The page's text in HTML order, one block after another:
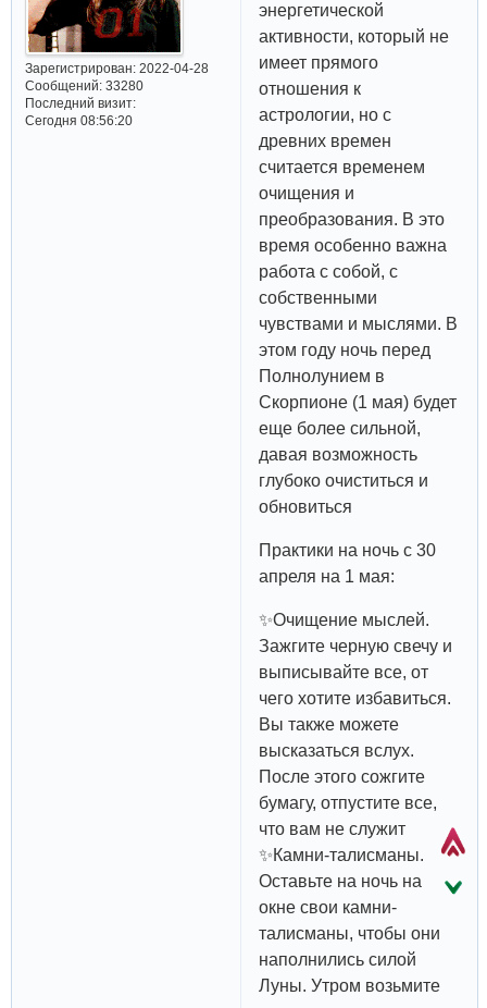
Зарегистрирован: 2022-04-28
Сообщений:33280
Последний визит:
Сегодня 08:56:20
энергетической
активности, который не
имеет прямого
отношения к
астрологии, но с
древних времен
считается временем
очищения и
преобразования. В это
время особенно важна
работа с собой, с
собственными
чувствами и мыслями. В
этом году ночь перед
Полнолунием в
Скорпионе (1 мая) будет
еще более сильной,
давая возможность
глубоко очиститься и
обновиться
Практики на ночь с 30
апреля на 1 мая:
✨Очищение мыслей.
Зажгите черную свечу и
выписывайте все, от
чего хотите избавиться.
Вы также можете
высказаться вслух.
После этого сожгите
бумагу, отпустите все,
что вам не служит
✨Камни-талисманы.
Оставьте на ночь на
окне свои камни-
талисманы, чтобы они
наполнились силой
Луны. Утром возьмите